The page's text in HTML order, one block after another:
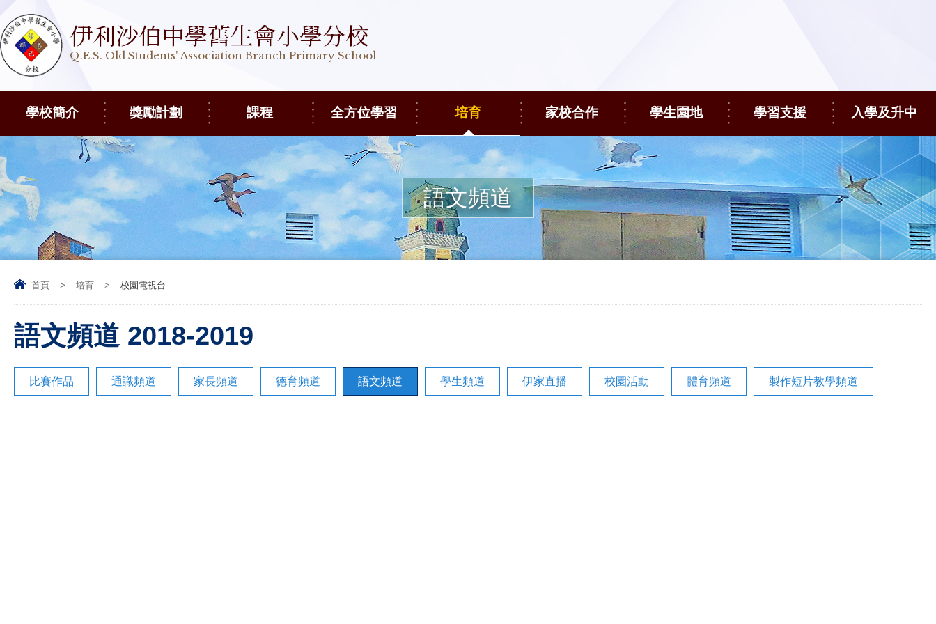
伊利沙伯中學舊生會小學分校
Q.E.S. Old Students' Association Branch Primary School
學校簡介 獎勵計劃 課程 全方位學習 培育 家校合作 學生園地 學習支援 入學及升中
語文頻道
首頁 > 培育 > 校園電視台
語文頻道 2018-2019
比賽作品 通識頻道 家長頻道 德育頻道 語文頻道 學生頻道 伊家直播 校園活動 體育頻道 製作短片教學頻道